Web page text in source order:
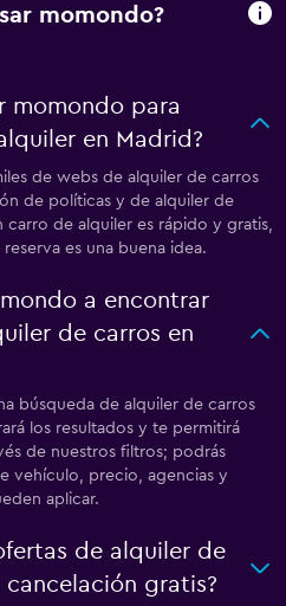
momondo?
momondo para
en Madrid?
de webs de alquiler de carros
de políticas y de alquiler de
de alquiler es rápido y gratis,
es una buena idea.
a encontrar
de carros en
búsqueda de alquiler de carros
los resultados y te permitirá
de nuestros filtros; podrás
vehículo, precio, agencias y
aplicar.
de alquiler de
gratis?